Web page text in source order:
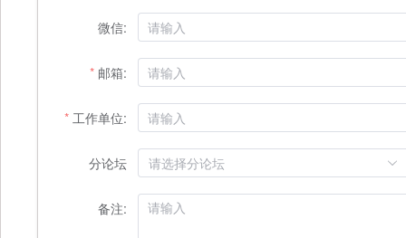
微信:
邮箱:
工作单位:
分论坛 请选择分论坛
备注: